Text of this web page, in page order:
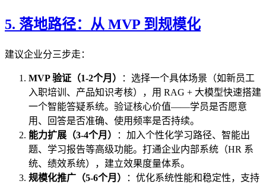
5. 落地路径：从 MVP 到规模化
建议企业分三步走：
MVP 验证（1-2个月）
：选择一个具体场景（如新员工
入职培训、产品知识考核），用 RAG + 大模型快速搭建
一个智能答疑系统。验证核心价值——学员是否愿意
用、回答是否准确、使用频率是否持续。
能力扩展（3-4个月）
：加入个性化学习路径、智能出
题、学习报告等高级功能。打通企业内部系统（HR 系
统、绩效系统），建立效果度量体系。
规模化推广（5-6个月）
：优化系统性能和稳定性，支持